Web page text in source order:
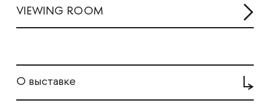
VIEWING ROOM
О выставке